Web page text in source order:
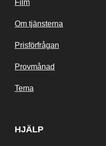
Film
Om tjänsterna
Prisförfrågan
Provmånad
Tema
HJÄLP